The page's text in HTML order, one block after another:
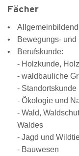
Fächer
Bewegungs- und
Berufskunde:
- Holzkunde,
- waldbauliche
- Standortskunde
- Ökologie und
- Wald,
Waldes
- Jagd und
- Bauwesen